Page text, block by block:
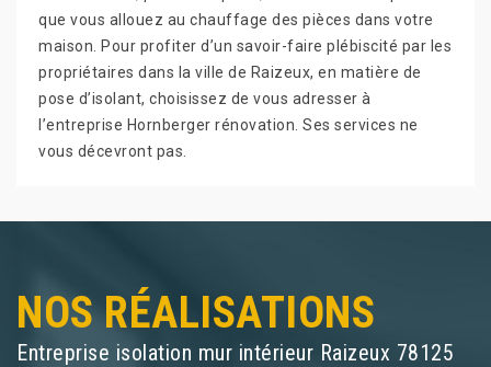
que vous allouez au chauffage des pièces dans votre
maison. Pour profiter d’un savoir-faire plébiscité par les
propriétaires dans la ville de Raizeux, en matière de
pose d’isolant, choisissez de vous adresser à
l’entreprise Hornberger rénovation. Ses services ne
vous décevront pas.
NOS RÉALISATIONS
Entreprise isolation mur intérieur Raizeux 78125